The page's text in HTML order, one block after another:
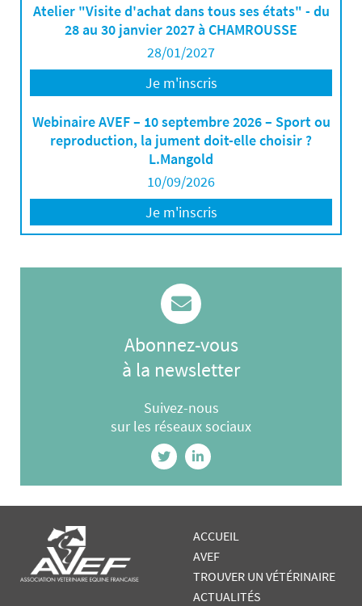
Atelier "Visite d'achat dans tous ses états" - du
28 au 30 janvier 2027 à CHAMROUSSE
28/01/2027
Je m'inscris
Webinaire AVEF – 10 septembre 2026 – Sport ou
reproduction, la jument doit-elle choisir ?
L.Mangold
10/09/2026
Je m'inscris
Abonnez-vous
à la newsletter
Suivez-nous
sur les réseaux sociaux
ACCUEIL
AVEF
TROUVER UN VÉTÉRINAIRE
ACTUALITÉS